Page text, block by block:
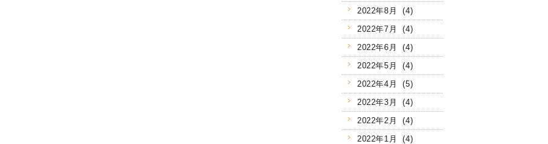
2022年8月 (4)
2022年7月 (4)
2022年6月 (4)
2022年5月 (4)
2022年4月 (5)
2022年3月 (4)
2022年2月 (4)
2022年1月 (4)